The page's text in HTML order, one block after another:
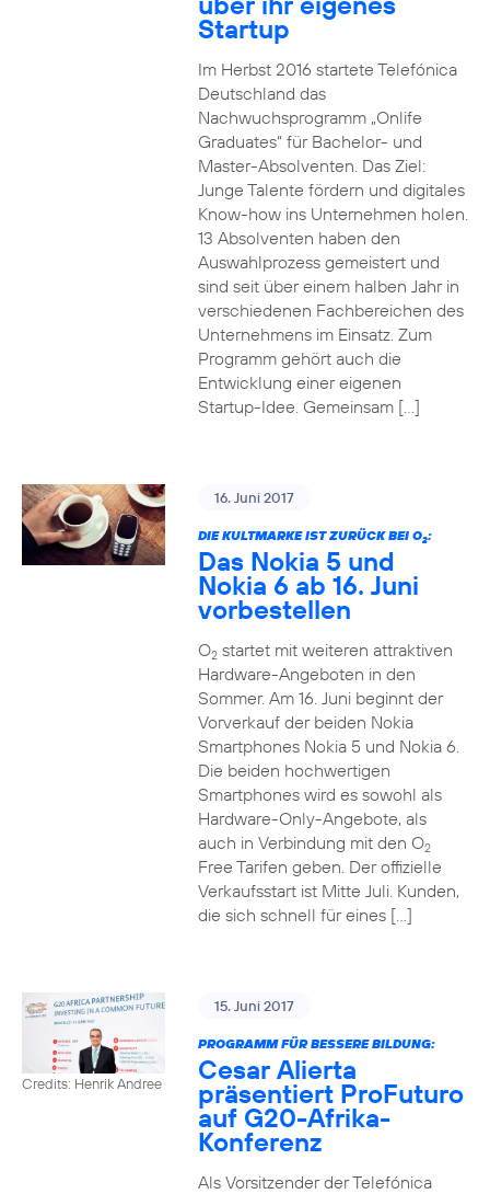
Startup
Im Herbst 2016 startete Telefónica
Deutschland das
Nachwuchsprogramm „Onlife
Graduates“ für Bachelor- und
Master-Absolventen. Das Ziel:
Junge Talente fördern und digitales
Know-how ins Unternehmen holen.
13 Absolventen haben den
Auswahlprozess gemeistert und
sind seit über einem halben Jahr in
verschiedenen Fachbereichen des
Unternehmens im Einsatz. Zum
Programm gehört auch die
Entwicklung einer eigenen
Startup-Idee. Gemeinsam […]
16. Juni 2017
DIE KULTMARKE IST ZURÜCK BEI O2:
Das Nokia 5 und
Nokia 6 ab 16. Juni
vorbestellen
O2startet mit weiteren attraktiven
Hardware-Angeboten in den
Sommer. Am 16. Juni beginnt der
Vorverkauf der beiden Nokia
Smartphones Nokia 5 und Nokia 6.
Die beiden hochwertigen
Smartphones wird es sowohl als
Hardware-Only-Angebote, als
auch in Verbindung mit den O2
Free Tarifen geben. Der offizielle
Verkaufsstart ist Mitte Juli. Kunden,
die sich schnell für eines […]
Credits: Henrik Andree
15. Juni 2017
PROGRAMM FÜR BESSERE BILDUNG:
Cesar Alierta
präsentiert ProFuturo
auf G20-Afrika-
Konferenz
Als Vorsitzender der Telefónica